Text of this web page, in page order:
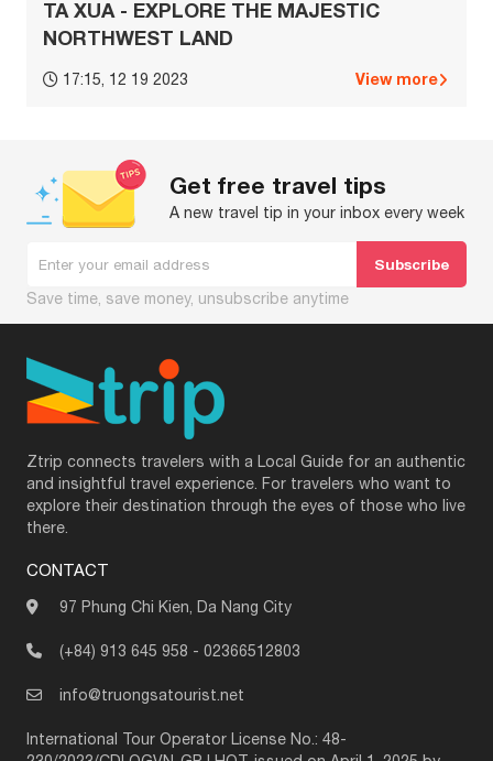
TA XUA - EXPLORE THE MAJESTIC
NORTHWEST LAND
17:15, 12 19 2023 View more
Get free travel tips
A new travel tip in your inbox every week
Save time, save money, unsubscribe anytime
Ztrip connects travelers with a Local Guide for an authentic
and insightful travel experience. For travelers who want to
explore their destination through the eyes of those who live
there.
CONTACT
97 Phung Chi Kien, Da Nang City
(+84) 913 645 958 - 02366512803
info@truongsatourist.net
International Tour Operator License No.: 48-